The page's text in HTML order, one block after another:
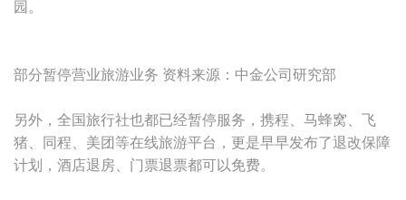
园。
部分暂停营业旅游业务 资料来源：中金公司研究部
另外，全国旅行社也都已经暂停服务，携程、马蜂窝、飞
猪、同程、美团等在线旅游平台，更是早早发布了退改保障
计划，酒店退房、门票退票都可以免费。